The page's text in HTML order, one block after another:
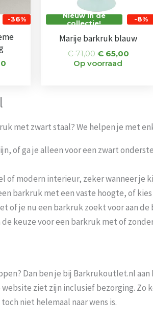
-36% -8%
Nieuw in de
collectie!
Marije barkruk blauw
€71,00 €65,00
Op voorraad
met zwart staal? We helpen je met
of ga je alleen voor een zwart
of modern interieur, zeker wanneer je
barkruk met een vaste hoogte, of
of je nu een barkruk zoekt voor aan de
keuze voor een barkruk met of
Dan ben je bij Barkrukoutlet.nl
ziet zijn inclusief bezorging. Zo
niet helemaal naar wens is.